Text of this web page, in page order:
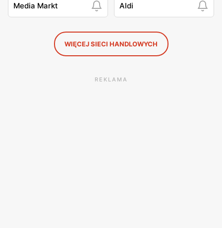
Media Markt Aldi
WIĘCEJ SIECI HANDLOWYCH
REKLAMA